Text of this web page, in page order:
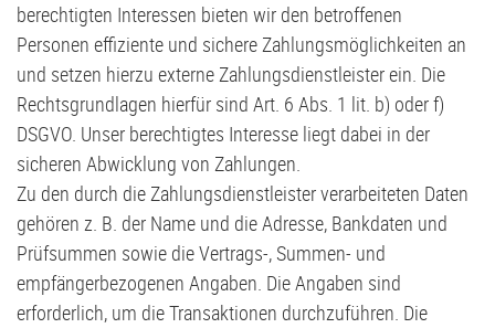
berechtigten Interessen bieten wir den betroffenen
Personen effiziente und sichere Zahlungsmöglichkeiten an
und setzen hierzu externe Zahlungsdienstleister ein. Die
Rechtsgrundlagen hierfür sind Art. 6 Abs. 1 lit. b) oder f)
DSGVO. Unser berechtigtes Interesse liegt dabei in der
sicheren Abwicklung von Zahlungen.
Zu den durch die Zahlungsdienstleister verarbeiteten Daten
gehören z. B. der Name und die Adresse, Bankdaten und
Prüfsummen sowie die Vertrags-, Summen- und
empfängerbezogenen Angaben. Die Angaben sind
erforderlich, um die Transaktionen durchzuführen. Die